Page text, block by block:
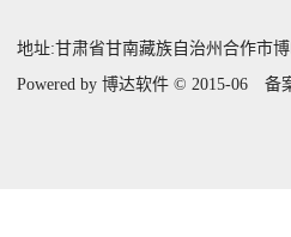
地址:甘肃省甘南藏族自治州合作市
Powered by 博达软件 © 2015-06 备